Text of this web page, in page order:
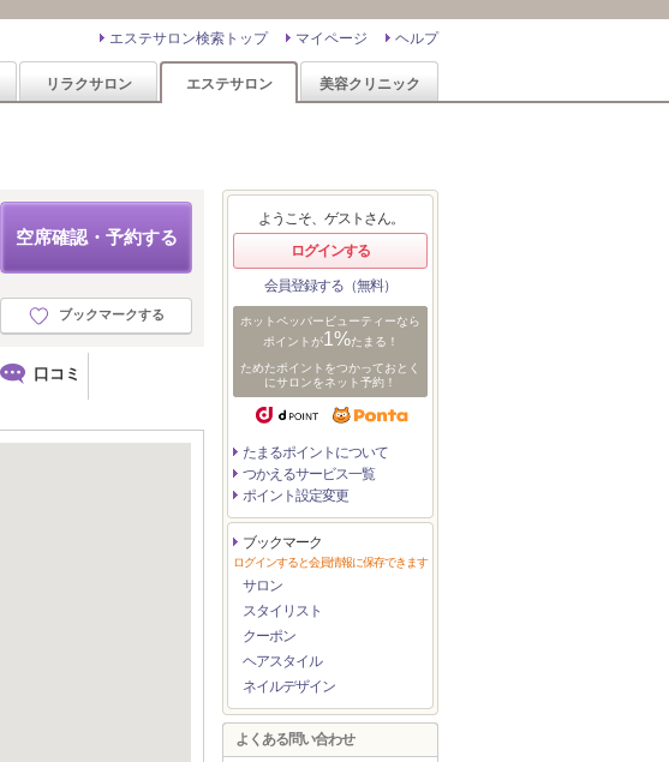
ヘルプ
マイページ
エステサロン検索トップ
リラクサロン エステサロン 美容クリニック
空席確認・予約する
ブックマークする
口コミ
ようこそ、ゲストさん。
ログインする
会員登録する（無料）
ホットペッパービューティーなら
ポイントが1%たまる！
ためたポイントをつかっておとく
にサロンをネット予約！
たまるポイントについて
つかえるサービス一覧
ポイント設定変更
ブックマーク
ログインすると会員情報に保存できます
サロン
スタイリスト
クーポン
ヘアスタイル
ネイルデザイン
よくある問い合わせ